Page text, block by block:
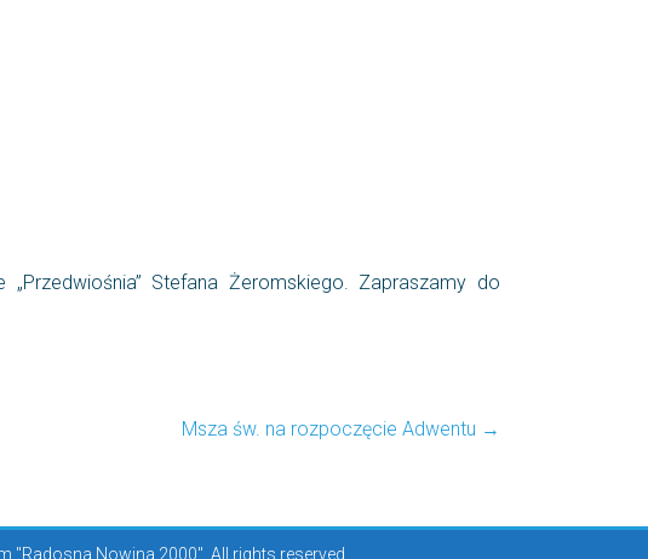
Stefana Żeromskiego. Zapraszamy do
Msza św. na rozpoczęcie Adwentu →
"Radosna Nowina 2000". All rights reserved.